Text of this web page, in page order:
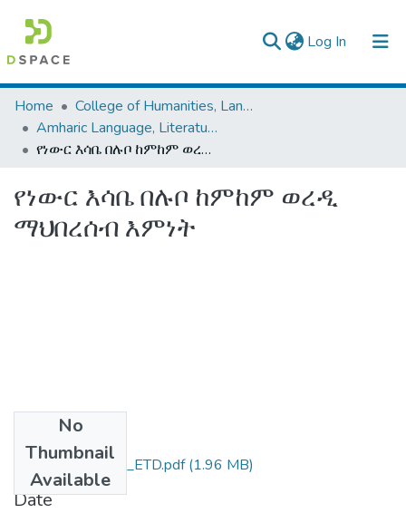
Log In (current)
Colleges, Institutes & Collections
Browse AAU-ETD
Home
College of Humanities, Language Studies, Journalism & Communication
Amharic Language, Literature and Folklore
የነውር እሳቤ በሉቦ ከምከም ወረዲ ማህበረሰብ እምነት
የነውር እሳቤ በሉቦ ከምከም ወረዲ
ማህበረሰብ እምነት
No
Thumbnail
Available
ሞላ_ጀምበሬ_2009_ETD.pdf(1.96 MB)
Date